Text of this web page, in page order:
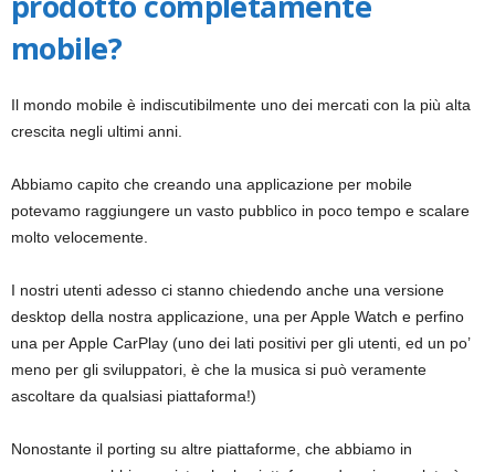
mobile?
Il mondo mobile è indiscutibilmente uno dei mercati con la più alta
crescita negli ultimi anni.
Abbiamo capito che creando una applicazione per mobile
potevamo raggiungere un vasto pubblico in poco tempo e scalare
molto velocemente.
I nostri utenti adesso ci stanno chiedendo anche una versione
desktop della nostra applicazione, una per Apple Watch e perfino
una per Apple CarPlay (uno dei lati positivi per gli utenti, ed un po’
meno per gli sviluppatori, è che la musica si può veramente
ascoltare da qualsiasi piattaforma!)
Nonostante il porting su altre piattaforme, che abbiamo in